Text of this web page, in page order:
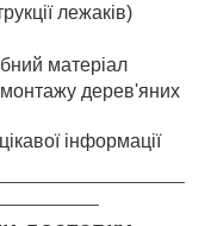
лежаків)
матеріал
монтажу дерев'яних
інформації